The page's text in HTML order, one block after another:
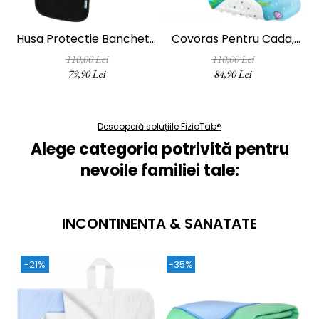
Husa Protectie Bancheta
Auto FizioTab®, 2
Buzunare De Depozitare,
110,00 Lei
79,90 Lei
Covoras Pentru Cada,
Anti-Alunecare,
FizioTab®, 100x40 Cm,
110,00 Lei
84,90 Lei
Descoperă soluțiile FizioTab®
Alege categoria potrivită pentru
nevoile familiei tale:
INCONTINENTA & SANATATE
-21% -35%